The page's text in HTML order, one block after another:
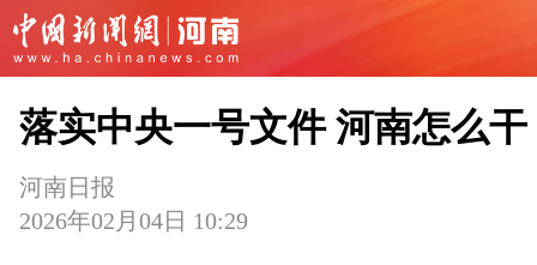
落实中央一号文件 河南怎么干
河南日报
2026年02月04日 10:29